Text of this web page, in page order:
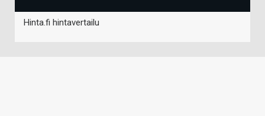
Hinta.fi hintavertailu